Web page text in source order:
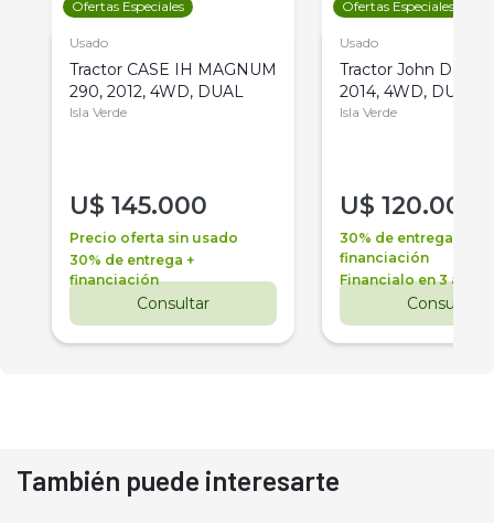
Ofertas Especiales
Usado
Tractor CASE IH MAGNUM
290, 2012, 4WD, DUAL
Isla Verde
U$ 145.000
Precio oferta sin usado
30% de entrega +
financiación
Consultar
Ofertas Especiales
Usado
Tractor John Deere
2014, 4WD, DUAL
Isla Verde
U$ 120.000
30% de entrega +
financiación
Financialo en 3 años
Consultar
También puede interesarte